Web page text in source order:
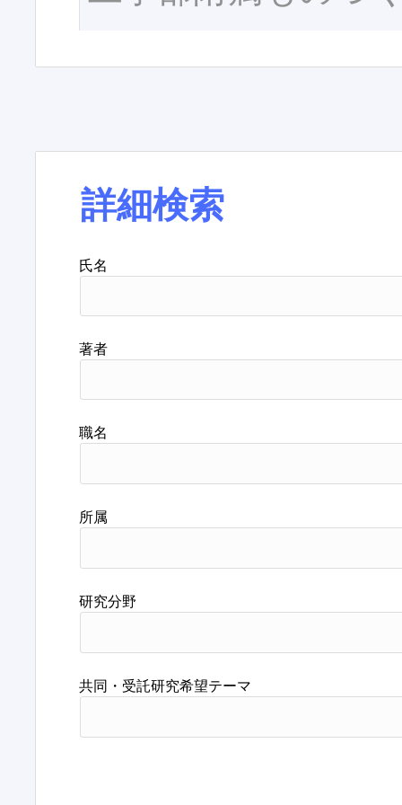
詳細検索
氏名
著者
職名
所属
研究分野
共同・受託研究希望テーマ